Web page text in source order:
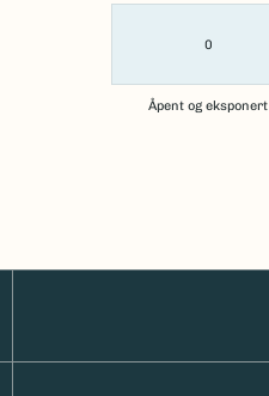
0
Åpent og eksponert